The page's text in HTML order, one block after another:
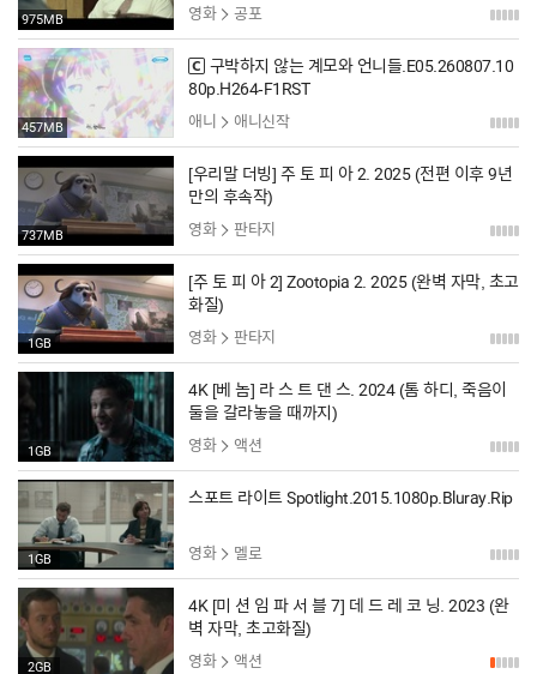
975MB 영화 공포
457MB
구박하지 않는 계모와 언니들.E05.260807.10
80p.H264-F1RST
애니 애니신작
737MB
[우리말 더빙] 주 토 피 아 2. 2025 (전편 이후 9년
만의 후속작)
영화 판타지
1GB
[주 토 피 아 2] Zootopia 2. 2025 (완벽 자막, 초고
화질)
영화 판타지
1GB
4K [베 놈] 라 스 트 댄 스. 2024 (톰 하디, 죽음이
둘을 갈라놓을 때까지)
영화 액션
1GB
스포트 라이트 Spotlight.2015.1080p.Bluray.Rip
영화 멜로
2GB
4K [미 션 임 파 서 블 7] 데 드 레 코 닝. 2023 (완
벽 자막, 초고화질)
영화 액션